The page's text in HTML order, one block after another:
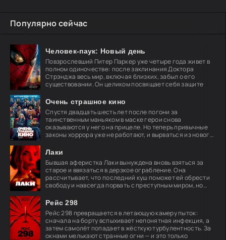
Популярно сейчас
Человек-паук: Новый день
Повзрослевший Питер Паркер уже четыре года живет в
полном одиночестве: после заклинания Доктора
Стрэнджа весь мир, включая близких, забыл о его
существовании. Он целиком посвящает себя защите
Очень страшное кино
Спустя двадцать шесть лет после погони за
таинственным маньяком в маске герои снова
оказываются у него на прицеле. Но теперь привычные
законы хоррора уже не работают, и вырваться из нового
Лаки
Бывшая аферистка Лаки вынуждена вновь взяться за
старое и ввязаться в дерзкое ограбление. Она
рассчитывает, что последний куш поможет ей обрести
свободу и навсегда порвать с преступным миром, но
Рейс 298
Рейс 298 превращается в летающую камеру пыток:
сначала на борту вспыхивает непонятная инфекция, а
затем самолёт попадает в жёсткую турбулентность. За
окнами мелькают странные огни — и это только